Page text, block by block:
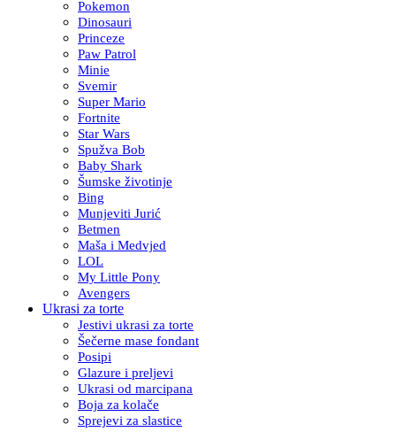
Pokemon
Dinosauri
Princeze
Paw Patrol
Minie
Svemir
Super Mario
Fortnite
Star Wars
Spužva Bob
Baby Shark
Šumske životinje
Bing
Munjeviti Jurić
Betmen
Maša i Medvjed
LOL
My Little Pony
Avengers
Ukrasi za torte
Jestivi ukrasi za torte
Šečerne mase fondant
Posipi
Glazure i preljevi
Ukrasi od marcipana
Boja za kolače
Sprejevi za slastice